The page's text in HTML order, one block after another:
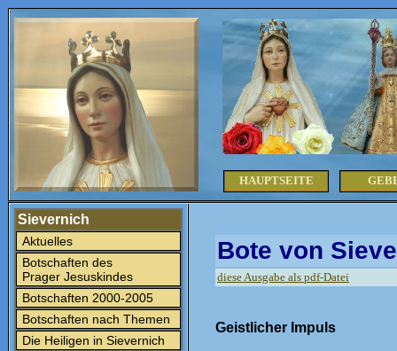
HAUPTSEITE
Sievernich
Aktuelles
Botschaften des
Prager Jesuskindes
Botschaften 2000-2005
Botschaften nach Themen
Die Heiligen in Sievernich
Bote von
diese Ausgabe als pdf-Datei
Geistlicher Impuls